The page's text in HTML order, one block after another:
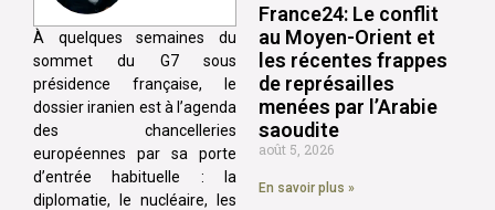
À quelques semaines du
sommet du G7 sous
présidence française, le
dossier iranien est à l’agenda
des chancelleries
européennes par sa porte
d’entrée habituelle : la
diplomatie, le nucléaire, les
France24: Le conflit
au Moyen-Orient et
les récentes frappes
de représailles
menées par l’Arabie
saoudite
août 5, 2026
En savoir plus »